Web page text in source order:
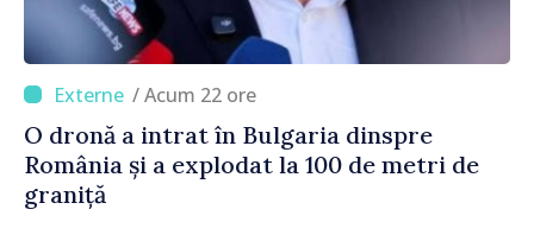
/ Acum 22 ore
O dronă a intrat în Bulgaria dinspre
România și a explodat la 100 de metri de
graniță